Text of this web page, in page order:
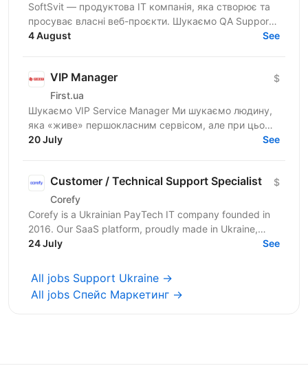
SoftSvit — продуктова IT компанія, яка створює та
просуває власні веб-проєкти. Шукаємо QA Support
Specialist: якщо ти цікавишся тестуванням і хочеш...
4 August See
VIP Manager
First.ua
$
Шукаємо VIP Service Manager Ми шукаємо людину,
яка «живе» першокласним сервісом, але при цьому
має «зуби» для продажів. Ти станеш справжнім
20 July See
Customer / Technical Support Specialist
Corefy
$
Corefy is a Ukrainian PayTech IT company founded in
2016. Our SaaS platform, proudly made in Ukraine,
serves as a technological hub for orchestrating online...
24 July See
All jobs Support Ukraine →
All jobs Спейс Маркетинг →